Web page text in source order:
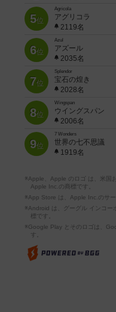
5位
Agricola
アグリコラ
2119名
6位
Azul
アズール
2035名
7位
Splendor
宝石の煌き
2028名
8位
Wingspan
ウイングスパン
2006名
9位
7 Wonders
世界の七不思議
1919名
※Apple、Apple のロゴ は、米国
Apple Inc.の商標です。
※App Store は、Apple Inc.のサー
※Android は、グーグル インコー
標です。
※Google Play とそのロゴは、
す。